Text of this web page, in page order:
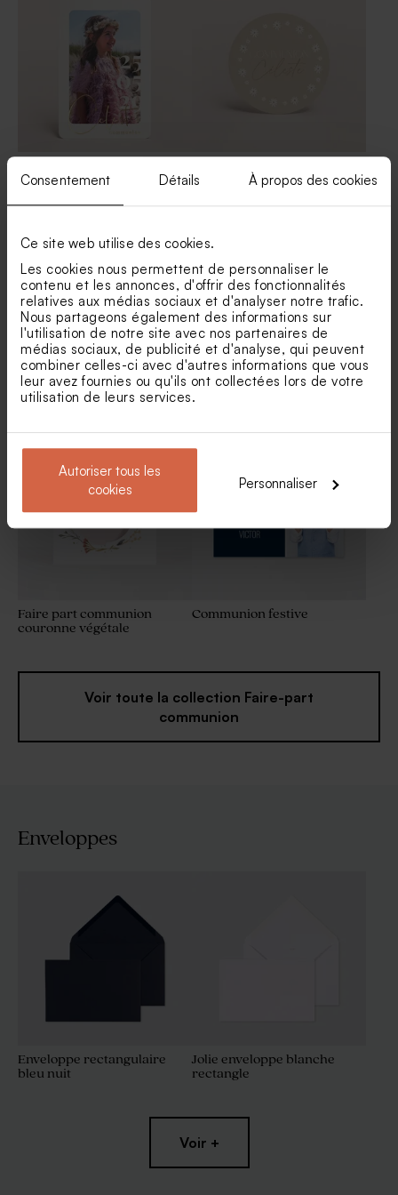
Consentement Détails À propos des cookies
Ce site web utilise des cookies.
Les cookies nous permettent de personnaliser le
contenu et les annonces, d'offrir des fonctionnalités
relatives aux médias sociaux et d'analyser notre trafic.
Nous partageons également des informations sur
l'utilisation de notre site avec nos partenaires de
médias sociaux, de publicité et d'analyse, qui peuvent
combiner celles-ci avec d'autres informations que vous
leur avez fournies ou qu'ils ont collectées lors de votre
utilisation de leurs services.
Autoriser tous les
cookies
Personnaliser
Nouveautés
Dragées communion bleu
Dragées bleus 1 kg (± 240 ex)
bords arrondis photo et
avec marguerites
Faire part communion
Faire part communion kraft
Faire part communion
couronne végétale
Communion festive
Voir toute la collection Faire-part
communion
Enveloppes
Enveloppe rectangulaire
bleu nuit
Jolie enveloppe blanche
rectangle
Voir +